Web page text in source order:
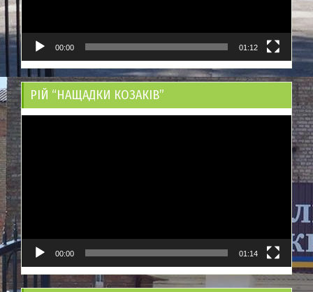
00:00 01:12
РІЙ “НАЩАДКИ КОЗАКІВ”
00:00 01:14